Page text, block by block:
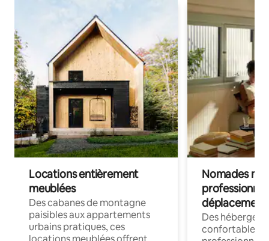
Locations entièrement
meublées
Des cabanes de montagne
paisibles aux appartements
urbains pratiques, ces
Nomades
déplacement
Des
confortables